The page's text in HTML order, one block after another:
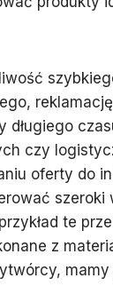
długiego
czy
oferty do
szeroki
te
z